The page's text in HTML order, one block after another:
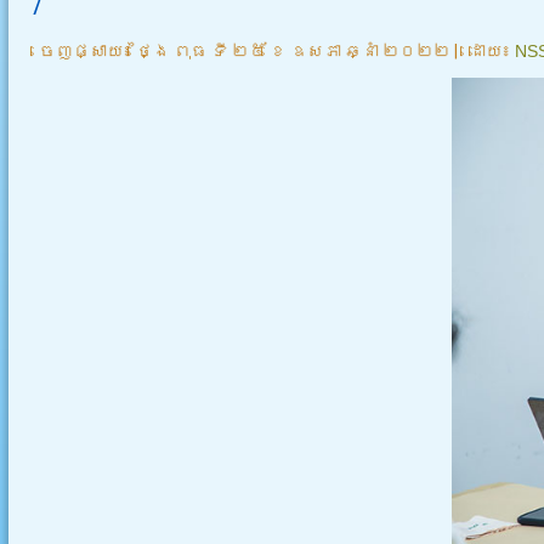
7
ចេញផ្សាយ៖ ថ្ងៃ ពុធ ទី ២៥ ខែ ឧសភា ឆ្នាំ ២០២២ | ដោយ៖